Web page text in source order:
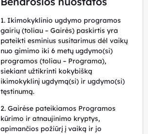
1. Ikimokyklinio ugdymo programos
gairių (toliau – Gairės) paskirtis yra
pateikti esminius susitarimus dėl vaikų
nuo gimimo iki 6 metų ugdymo(si)
programos (toliau – Programa),
siekiant užtikrinti kokybišką
ikimokyklinį ugdymą(si) ir ugdymo(si)
tęstinumą.
2. Gairėse pateikiamos Programos
kūrimo ir atnaujinimo kryptys,
apimančios požiūrį į vaiką ir jo